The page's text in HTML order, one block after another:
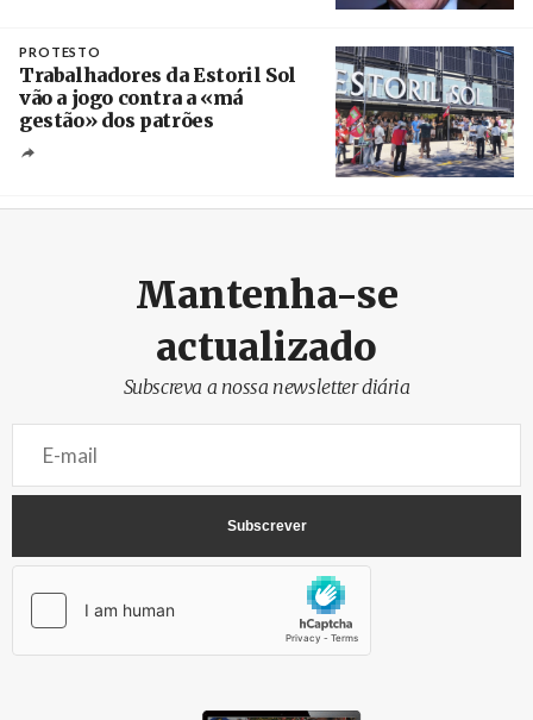
PROTESTO
Trabalhadores da Estoril Sol
vão a jogo contra a «má
gestão» dos patrões
Mantenha-se
actualizado
Subscreva a nossa newsletter diária